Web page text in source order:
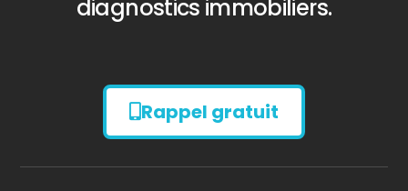
Diagnostic
AMIANTE
diagnostics immobiliers.
Rappel gratuit